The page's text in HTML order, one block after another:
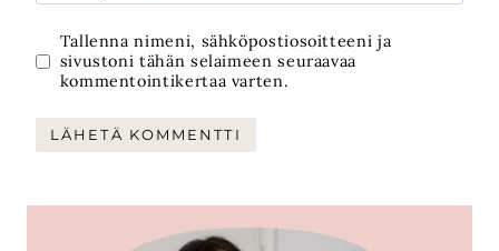
Tallenna nimeni, sähköpostiosoitteeni ja
sivustoni tähän selaimeen seuraavaa
kommentointikertaa varten.